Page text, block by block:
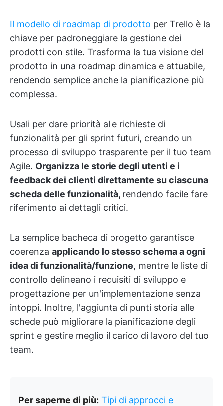
Il modello di roadmap di prodotto per Trello è la
chiave per padroneggiare la gestione dei
prodotti con stile. Trasforma la tua visione del
prodotto in una roadmap dinamica e attuabile,
rendendo semplice anche la pianificazione più
complessa.
Usali per dare priorità alle richieste di
funzionalità per gli sprint futuri, creando un
processo di sviluppo trasparente per il tuo team
Agile. Organizza le storie degli utenti e i
feedback dei clienti direttamente su ciascuna
scheda delle funzionalità, rendendo facile fare
riferimento ai dettagli critici.
La semplice bacheca di progetto garantisce
coerenza applicando lo stesso schema a ogni
idea di funzionalità/funzione, mentre le liste di
controllo delineano i requisiti di sviluppo e
progettazione per un'implementazione senza
intoppi. Inoltre, l'aggiunta di punti storia alle
schede può migliorare la pianificazione degli
sprint e gestire meglio il carico di lavoro del tuo
team.
Per saperne di più: Tipi di approcci e